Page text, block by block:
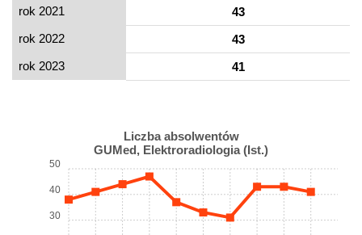
rok 2021
43
rok 2022
43
rok 2023
41
Liczba absolwentów
GUMed, Elektroradiologia (Ist.)
30
40
50